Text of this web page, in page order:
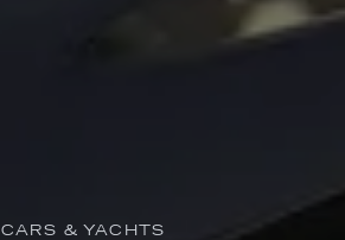
CARS & YACHTS